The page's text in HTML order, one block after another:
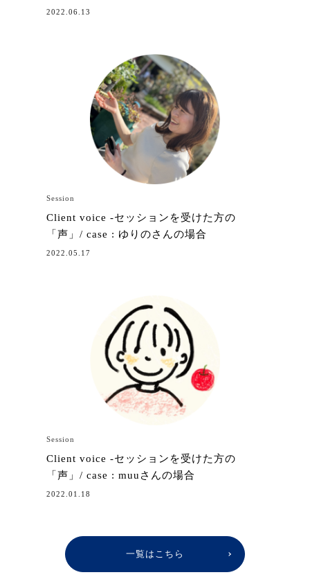
2022.06.13
Session
Client voice -セッションを受けた方の
「声」/ case : ゆりのさんの場合
2022.05.17
Session
Client voice -セッションを受けた方の
「声」/ case : muuさんの場合
2022.01.18
一覧はこちら